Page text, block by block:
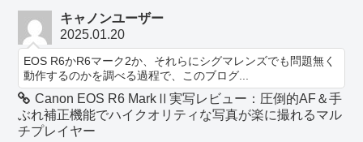
キャノンユーザー
2025.01.20
EOS R6かR6マーク2か、それらにシグマレンズでも問題無く
動作するのかを調べる過程で、このブログ...
Canon EOS R6 MarkⅡ実写レビュー：圧倒的AF＆手
ぶれ補正機能でハイクオリティな写真が楽に撮れるマル
チプレイヤー